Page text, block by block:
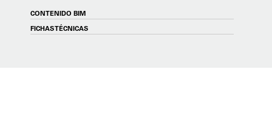
CONTENIDO BIM
FICHAS TÉCNICAS